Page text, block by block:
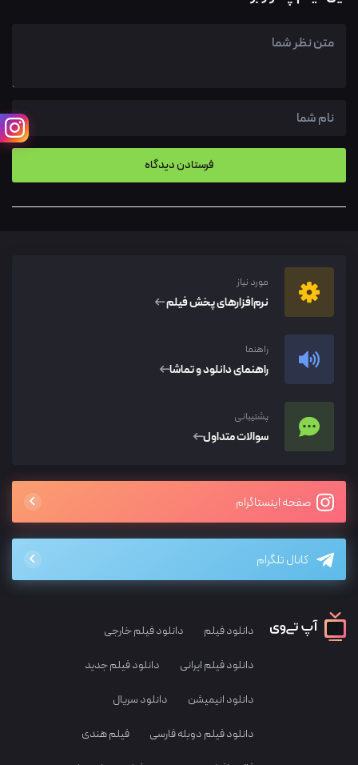
مورد نیاز
نرم‌افزار‌های پخش فیلم
راهنما
راهنمای دانلود و تماشا
پشتیبانی
سوالات متداول
صفحه اینستاگرام
کانال تلگرام
دانلود فیلم دانلود فیلم خارجی
دانلود فیلم ایرانی دانلود فیلم جدید
دانلود انیمیشن دانلود سریال
دانلود فیلم دوبله فارسی فیلم هندی